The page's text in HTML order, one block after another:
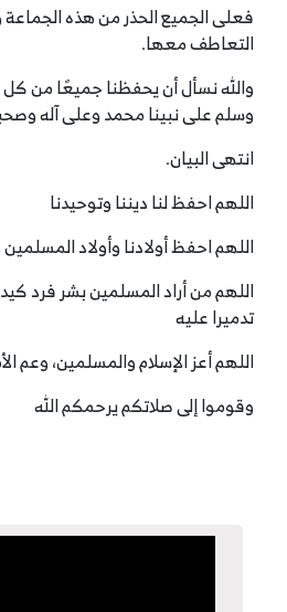
فعلى الجميع الحذر من هذه الجماعة
التعاطف معها.
والله نسأل أن يحفظنا جميعًا من
وسلم على نبينا محمد وعلى آله
انتهى البيان.
اللهم احفظ لنا ديننا وتوحيدنا
اللهم احفظ أولادنا وأولاد
اللهم من أراد المسلمين بشر فرد
تدميرا عليه
اللهم أعز الإسلام والمسلمين، وعم
وقوموا إلى صلاتكم يرحمكم الله